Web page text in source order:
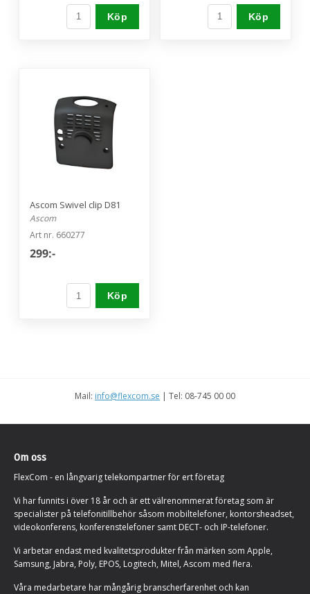
Köp Köp
Ascom Swivel clip D81
Ascom
Art nr. 660277
299:-
Köp
Mail: info@flexcom.se | Tel: 08-745 00 00
Om oss
FlexCom - en långvarig telekompartner för ert företag
Vi har funnits i över 18 år och är ett välrenommerat företag som är
specialister på telefonitillbehör såsom mobiltelefoner, kontorsheadset,
videokonferens, konferenstelefoner samt DECT- och IP-telefoner.
Vi arbetar endast med kvalitetsprodukter från märken som Apple,
Samsung, Jabra, Poly, EPOS, Logitech, Mitel, Ascom med flera.
Våra medarbetare har mångårig branscherfarenhet och kan